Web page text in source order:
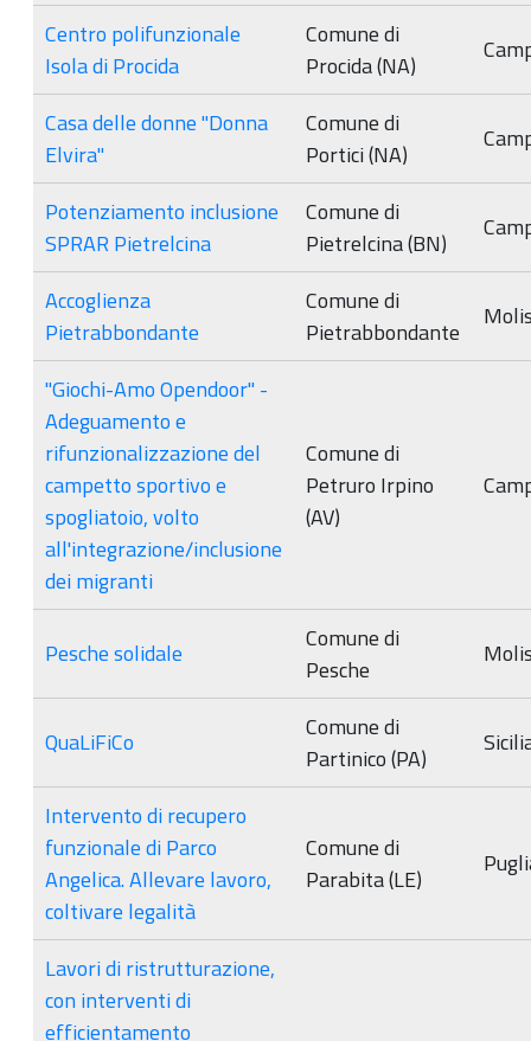
Centro polifunzionale
Isola di Procida
Comune di
Procida (NA)
Casa delle donne "Donna
Elvira"
Comune di
Portici (NA)
Potenziamento inclusione
SPRAR Pietrelcina
Comune di
Pietrelcina (BN)
Accoglienza
Pietrabbondante
Comune di
Pietrabbondante
"Giochi-Amo Opendoor" -
Adeguamento e
rifunzionalizzazione del
campetto sportivo e
spogliatoio, volto
all'integrazione/inclusione
dei migranti
Comune di
Petruro Irpino
(AV)
Pesche solidale
Comune di
Pesche
QuaLiFiCo
Comune di
Partinico (PA)
Intervento di recupero
funzionale di Parco
Angelica. Allevare lavoro,
coltivare legalità
Comune di
Parabita (LE)
Lavori di ristrutturazione,
con interventi di
efficientamento